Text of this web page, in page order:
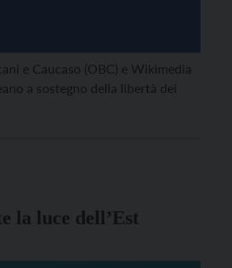
e Caucaso (OBC) e Wikimedia
a sostegno della libertà dei
la luce dell’Est